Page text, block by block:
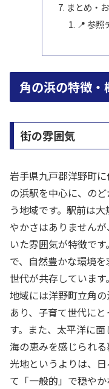
まとめ・
📍 参照
角の浜の特徴・
街の雰囲気
岩手県九戸郡洋野町
の浜駅を中心に、の
う地域です。駅前は
やかさはありません
いた雰囲気が特徴で
で、自然豊かな環境
世代が共存しています。
地域には洋野町立角
あり、子育て世代に
す。また、太平洋に
海の恵みを感じられ
光地というよりは、
て「一般的」で穏やか